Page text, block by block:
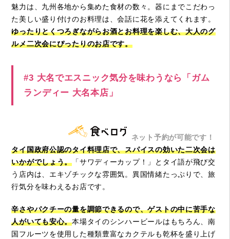
魅力は、九州各地から集めた食材の数々。器にまでこだわっ
た美しい盛り付けのお料理は、会話に花を添えてくれます。
ゆったりとくつろぎながらお酒とお料理を楽しむ、大人のグ
ルメ二次会にぴったりのお店です。
#3 大名でエスニック気分を味わうなら「ガム
ランディー 大名本店」
ネット予約が可能です！
タイ国政府公認のタイ料理店で、スパイスの効いた二次会は
いかがでしょう。 「サワディーカップ！」とタイ語が飛び交
う店内は、エキゾチックな雰囲気。異国情緒たっぷりで、旅
行気分を味わえるお店です。
辛さやパクチーの量を調節できるので、ゲストの中に苦手な
人がいても安心。本場タイのシンハービールはもちろん、南
国フルーツを使用した種類豊富なカクテルも乾杯を盛り上げ